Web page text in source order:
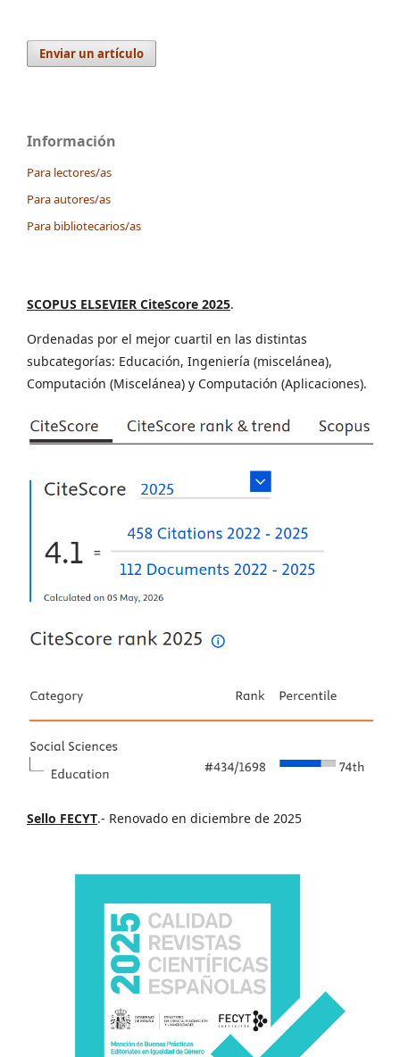
Enviar un artículo
Información
Para lectores/as
Para autores/as
Para bibliotecarios/as
SCOPUS ELSEVIER CiteScore 2025.
Ordenadas por el mejor cuartil en las distintas
subcategorías: Educación, Ingeniería (miscelánea),
Computación (Miscelánea) y Computación (Aplicaciones).
Sello FECYT.- Renovado en diciembre de 2025